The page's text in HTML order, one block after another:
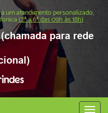
um atendimento personalizado,
(2ª a 6ª das 09h às 18h)
para rede
Abrir